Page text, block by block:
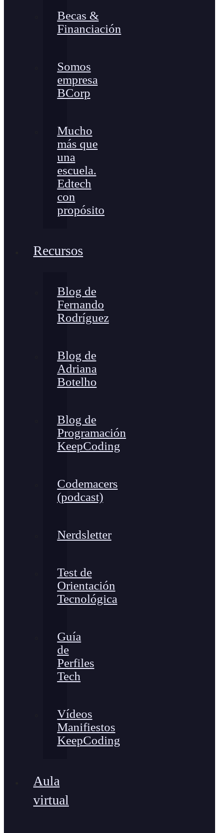
Becas &
Financiación
Somos
empresa
BCorp
Mucho
más que
una
escuela.
Edtech
con
propósito
Recursos
Blog de
Fernando
Rodríguez
Blog de
Adriana
Botelho
Blog de
Programación
KeepCoding
Codemacers
(podcast)
Nerdsletter
Test de
Orientación
Tecnológica
Guía
de
Perfiles
Tech
Vídeos
Manifiestos
KeepCoding
Aula
virtual